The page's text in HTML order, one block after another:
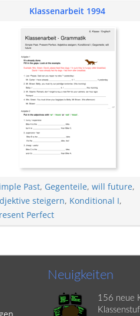
Klassenarbeit 1994
Past, Gegenteile, will future,
steigern, Konditional I,
Perfect
Neuigkeiten
156 neue